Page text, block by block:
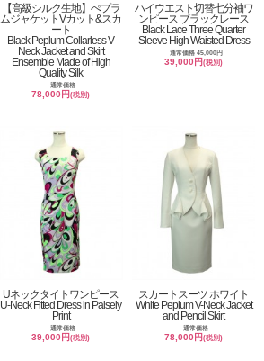
【高級シルク生地】ぺプラ
ムジャケットVカット&スカ
ート
Black Peplum Collarless V
Neck Jacket and Skirt
Ensemble Made of High
Quality Silk
通常価格
78,000円(税別)
ハイウエスト切替七分袖ワ
ンピース ブラックレース
Black Lace Three Quarter
Sleeve High Waisted Dress
通常価格 45,000円
39,000円(税別)
Uネックタイトワンピース
U-Neck Fitted Dress in Paisely
Print
通常価格
39,000円(税別)
スカートスーツ ホワイト
White Peplum V-Neck Jacket
and Pencil Skirt
通常価格
78,000円(税別)